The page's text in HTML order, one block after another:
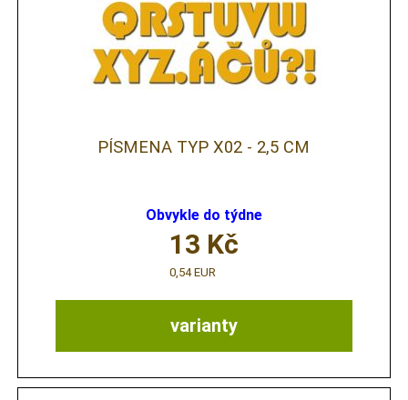
PÍSMENA TYP X02 - 2,5 CM
Obvykle do týdne
varianty
13 Kč
0,54 EUR